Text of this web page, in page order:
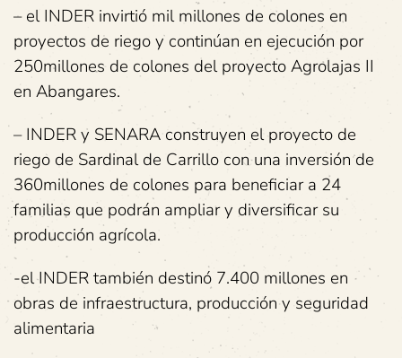
– el INDER invirtió mil millones de colones en
proyectos de riego y continúan en ejecución por
250millones de colones del proyecto Agrolajas II
en Abangares.
– INDER y SENARA construyen el proyecto de
riego de Sardinal de Carrillo con una inversión de
360millones de colones para beneficiar a 24
familias que podrán ampliar y diversificar su
producción agrícola.
-el INDER también destinó 7.400 millones en
obras de infraestructura, producción y seguridad
alimentaria